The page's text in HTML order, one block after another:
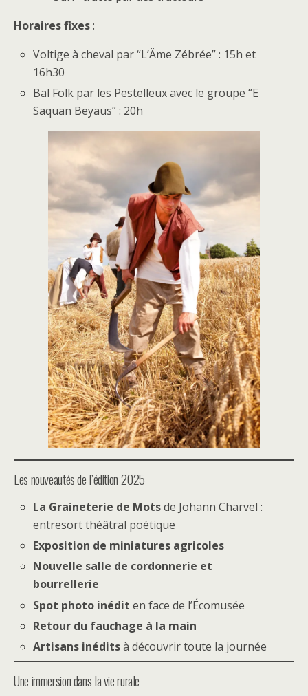
Horaires fixes:
Voltige à cheval par “L’Äme Zébrée” : 15h et
16h30
Bal Folk par les Pestelleux avec le groupe “E
Saquan Beyaüs” : 20h
Les nouveautés de l’édition 2025
La Graineterie de Motsde Johann Charvel :
entresort théâtral poétique
Exposition de miniatures agricoles
Nouvelle salle de cordonnerie et
bourrellerie
Spot photo inédit en face de l’Écomusée
Retour du fauchage à la main
Artisans inéditsà découvrir toute la journée
Une immersion dans la vie rurale